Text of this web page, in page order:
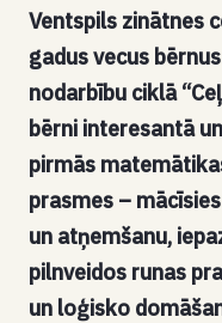
Ventspils zinātnes
gadus vecus
nodarbību ciklā
bērni interesantā
pirmās
prasmes –
un atņemšanu,
pilnveidos runas
un loģisko